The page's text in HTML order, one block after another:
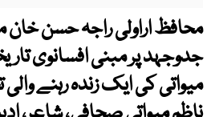
محافظ اراولی راجہ حسن
جدوجہد پر مبنی افسانوی
میواتی کی ایک زندہ رہنے